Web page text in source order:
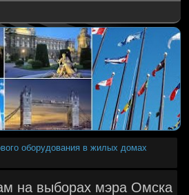
оборудования в жилых домах
на выборах мэра Омска